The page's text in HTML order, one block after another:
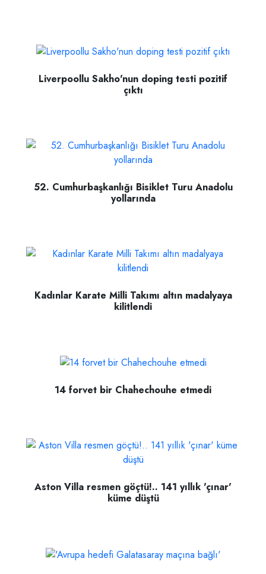
Liverpoollu Sakho'nun doping testi pozitif
çıktı
52. Cumhurbaşkanlığı Bisiklet Turu Anadolu
yollarında
Kadınlar Karate Milli Takımı altın madalyaya
kilitlendi
14 forvet bir Chahechouhe etmedi
Aston Villa resmen göçtü!.. 141 yıllık 'çınar'
küme düştü